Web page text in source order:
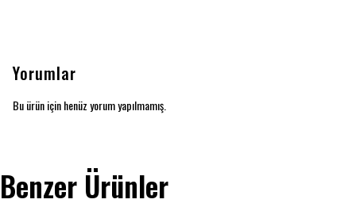
Yorumlar
Bu ürün için henüz yorum yapılmamış.
Benzer Ürünler